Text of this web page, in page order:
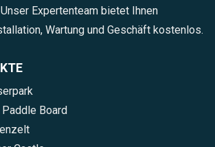
Expertenteam bietet Ihnen
Wartung und Geschäft kostenlos.
Board